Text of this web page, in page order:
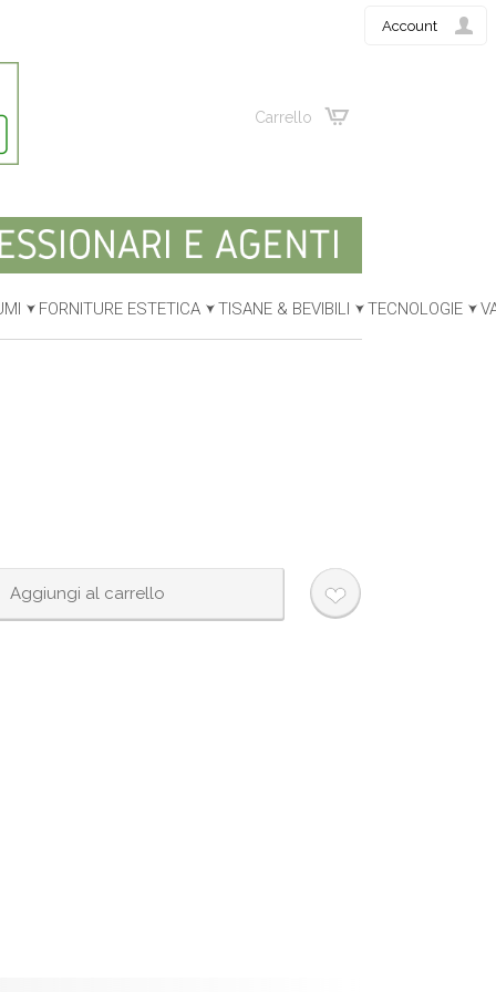
Carrello
Account
FORNITURE ESTETICA TISANE & BEVIBILI TECNOLOGIE